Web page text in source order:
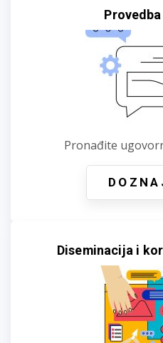
Pronađite
Diseminacija i